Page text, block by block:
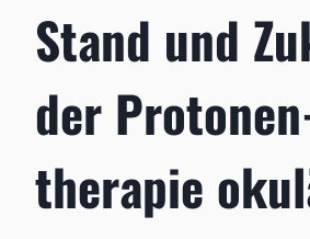
Stand und
der
therapie